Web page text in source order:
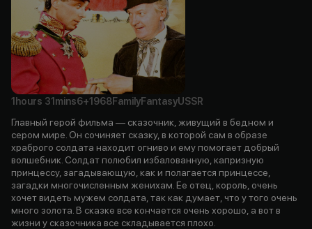
1hours 31mins6+1968FamilyFantasyUSSR
Главный герой фильма — сказочник, живущий в бедном и
сером мире. Он сочиняет сказку, в которой сам в образе
храброго солдата находит огниво и ему помогает добрый
волшебник. Солдат полюбил избалованную, капризную
принцессу, загадывающую, как и полагается принцессе,
загадки многочисленным женихам. Ее отец, король, очень
хочет видеть мужем солдата, так как думает, что у того очень
много золота. В сказке все кончается очень хорошо, а вот в
жизни у сказочника все складывается плохо.